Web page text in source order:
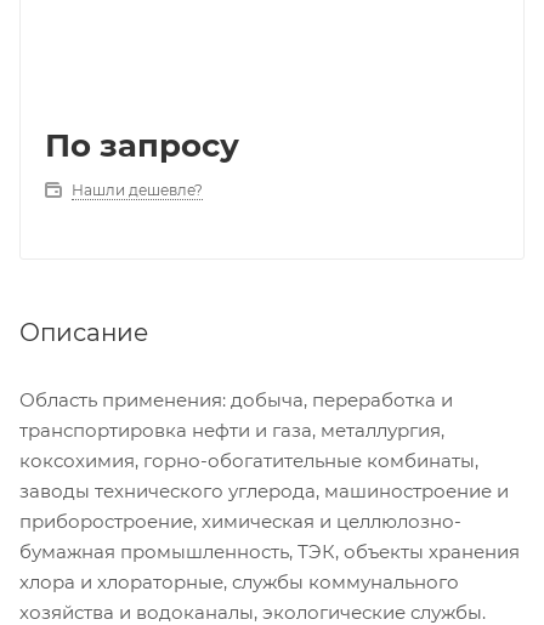
По запросу
Нашли дешевле?
Описание
Область применения: добыча, переработка и
транспортировка нефти и газа, металлургия,
коксохимия, горно-обогатительные комбинаты,
заводы технического углерода, машиностроение и
приборостроение, химическая и целлюлозно-
бумажная промышленность, ТЭК, объекты хранения
хлора и хлораторные, службы коммунального
хозяйства и водоканалы, экологические службы.